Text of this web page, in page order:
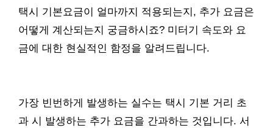
택시 기본요금이 얼마까지 적용되는지, 추가 요금은
어떻게 계산되는지 궁금하시죠? 미터기 속도와 요
금에 대한 현실적인 함정을 알려드립니다.
가장 빈번하게 발생하는 실수는 택시 기본 거리 초
과 시 발생하는 추가 요금을 간과하는 것입니다. 서